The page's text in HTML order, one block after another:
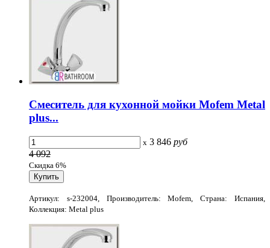
Смеситель для кухонной мойки Mofem Metal
plus...
x 3 846 руб
4 092
Скидка 6%
Артикул: s-232004, Производитель: Mofem, Страна: Испания,
Коллекция: Metal plus